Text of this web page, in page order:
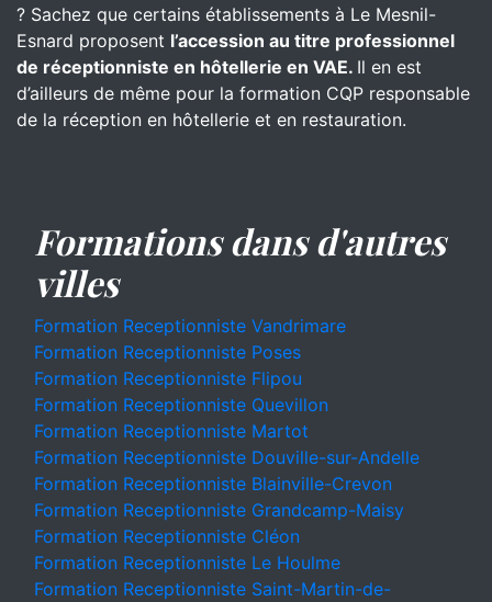
? Sachez que certains établissements à Le Mesnil-
Esnard proposent l’accession au titre professionnel
de réceptionniste en hôtellerie en VAE. Il en est
d’ailleurs de même pour la formation CQP responsable
de la réception en hôtellerie et en restauration.
Formations dans d'autres
villes
Formation Receptionniste Vandrimare
Formation Receptionniste Poses
Formation Receptionniste Flipou
Formation Receptionniste Quevillon
Formation Receptionniste Martot
Formation Receptionniste Douville-sur-Andelle
Formation Receptionniste Blainville-Crevon
Formation Receptionniste Grandcamp-Maisy
Formation Receptionniste Cléon
Formation Receptionniste Le Houlme
Formation Receptionniste Saint-Martin-de-